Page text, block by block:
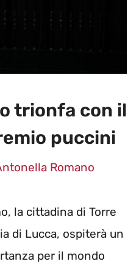
trionfa con il
puccini
Romano
la cittadina di Torre
di Lucca, ospiterà un
per il mondo